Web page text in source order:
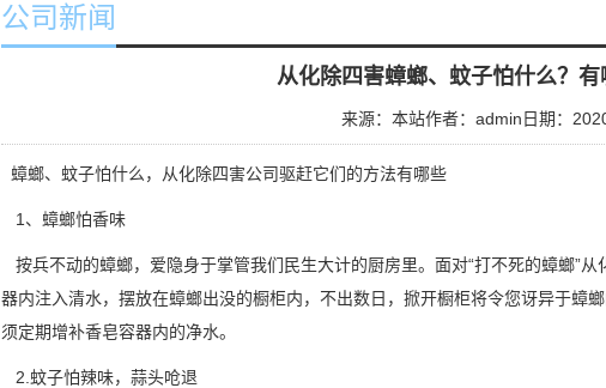
公司新闻
从化除四害蟑螂、蚊子怕什么？有
来源：本站作者：admin 日期：
蟑螂、蚊子怕什么， 从化除四害公司驱赶它们的方法有哪些
1、蟑螂怕香味
按兵不动的蟑螂，爱隐身于掌管我们民生大计的厨房里。面对“打不死的蟑螂”
器内注入清水，摆放在蟑螂出没的橱柜内，不出数日，掀开橱柜将令您讶异于蟑
须定期增补香皂容器内的净水。
2.蚊子怕辣味，蒜头呛退